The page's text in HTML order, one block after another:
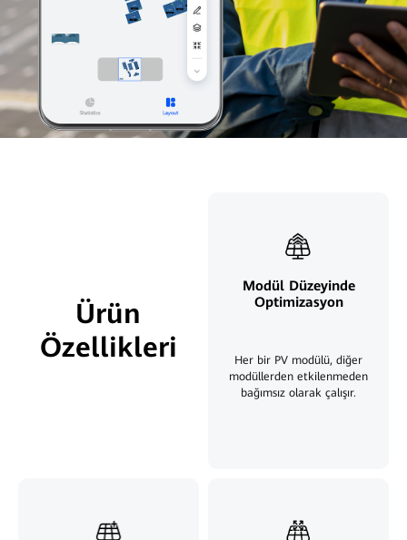
Ürün
Özellikleri
Modül Düzeyinde
Optimizasyon
Her bir PV modülü, diğer
modüllerden etkilenmeden
bağımsız olarak çalışır.